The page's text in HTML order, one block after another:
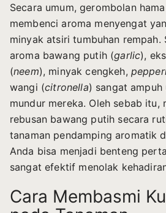
Secara umum, gerombolan
membenci aroma menyengat
minyak atsiri tumbuhan rempah.
aroma bawang putih (garlic),
(neem), minyak cengkeh,
wangi (citronella) sangat
mundur mereka. Oleh sebab itu,
rebusan bawang putih secara
tanaman pendamping aromatik
Anda bisa menjadi benteng
sangat efektif menolak
Cara Membasmi